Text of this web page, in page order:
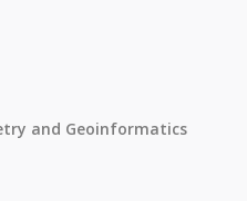
and Geoinformatics